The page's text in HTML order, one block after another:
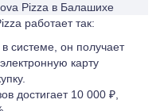
Pizza в Балашихе
работает так:
в системе, он получает
карту
достигает 10 000 ₽,